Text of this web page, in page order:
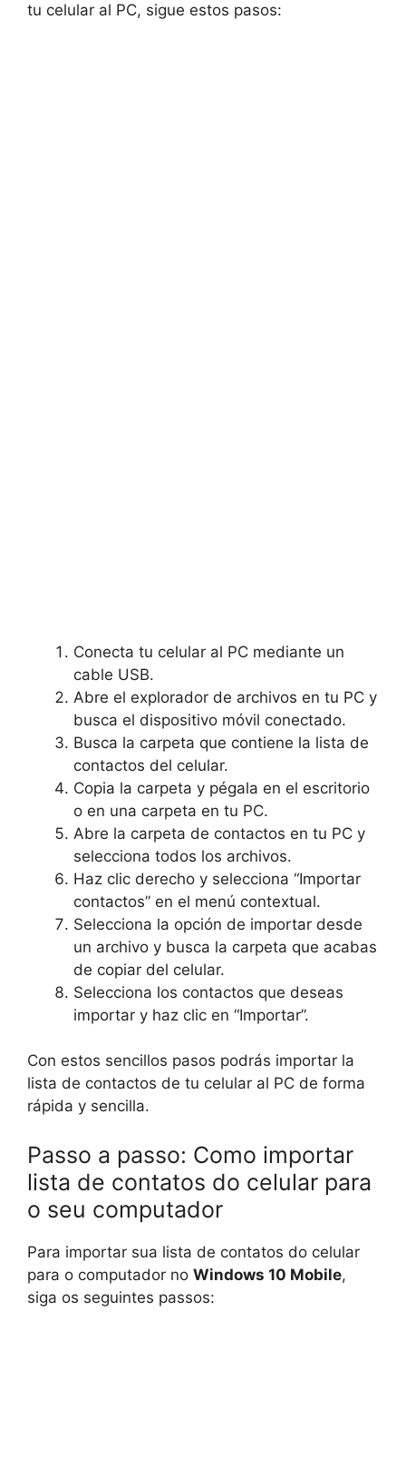
tu celular al PC, sigue estos pasos:
Conecta tu celular al PC mediante un
cable USB.
Abre el explorador de archivos en tu PC y
busca el dispositivo móvil conectado.
Busca la carpeta que contiene la lista de
contactos del celular.
Copia la carpeta y pégala en el escritorio
o en una carpeta en tu PC.
Abre la carpeta de contactos en tu PC y
selecciona todos los archivos.
Haz clic derecho y selecciona “Importar
contactos” en el menú contextual.
Selecciona la opción de importar desde
un archivo y busca la carpeta que acabas
de copiar del celular.
Selecciona los contactos que deseas
importar y haz clic en “Importar”.
Con estos sencillos pasos podrás importar la
lista de contactos de tu celular al PC de forma
rápida y sencilla.
Passo a passo: Como importar
lista de contatos do celular para
o seu computador
Para importar sua lista de contatos do celular
para o computador no Windows 10 Mobile,
siga os seguintes passos: